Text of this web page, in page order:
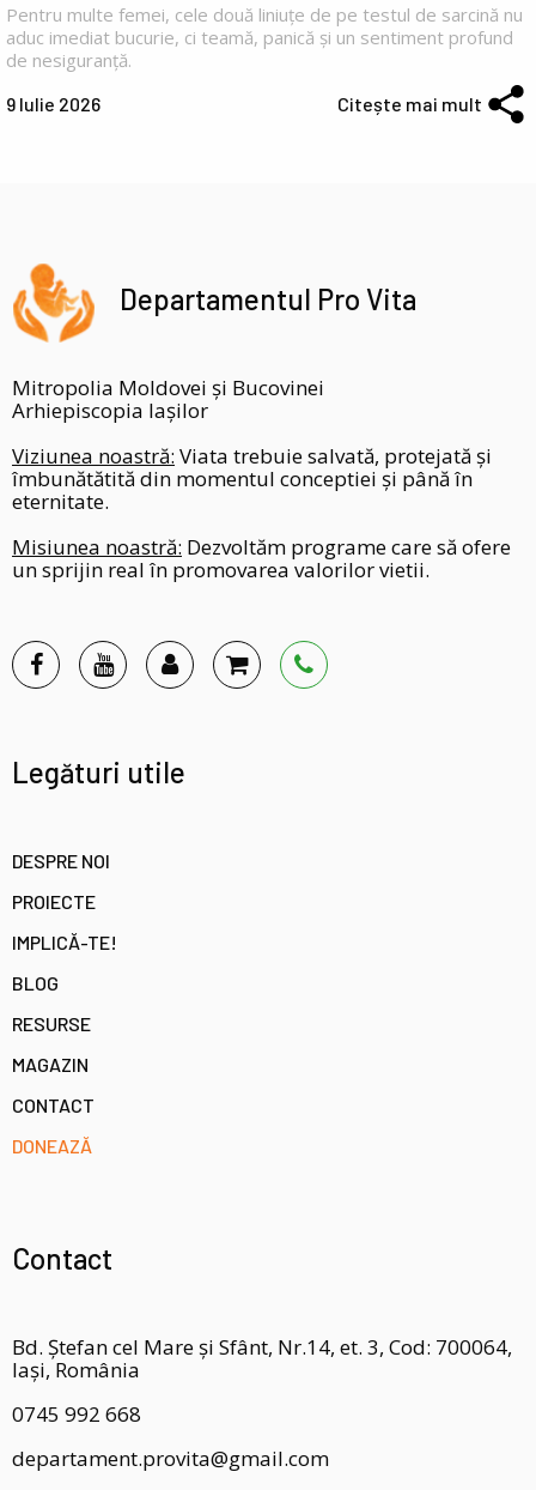
Pentru multe femei, cele două liniuțe de pe testul de sarcină nu
aduc imediat bucurie, ci teamă, panică și un sentiment profund
de nesiguranță.
9 Iulie 2026 Citește mai mult
Departamentul Pro Vita
Mitropolia Moldovei și Bucovinei
Arhiepiscopia Iașilor
Viziunea noastră: Viata trebuie salvată, protejată și
îmbunătătită din momentul conceptiei și până în
eternitate.
Misiunea noastră: Dezvoltăm programe care să ofere
un sprijin real în promovarea valorilor vietii.
Legături utile
DESPRE NOI
PROIECTE
IMPLICĂ-TE!
BLOG
RESURSE
MAGAZIN
CONTACT
DONEAZĂ
Contact
Bd. Ștefan cel Mare și Sfânt, Nr.14, et. 3, Cod: 700064,
Iași, România
0745 992 668
departament.provita@gmail.com